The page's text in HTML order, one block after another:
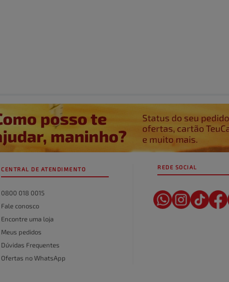
CENTRAL DE ATENDIMENTO
0800 018 0015
Fale conosco
Encontre uma loja
Meus pedidos
Dúvidas Frequentes
Ofertas no WhatsApp
REDE SOCIAL